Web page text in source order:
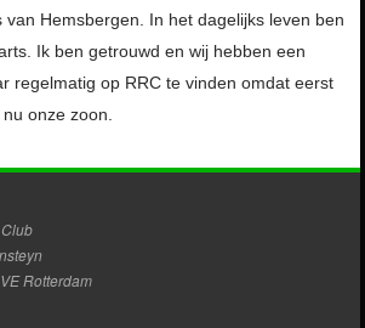
van Hemsbergen. In het dagelijks leven ben
Ik ben getrouwd en wij hebben een
regelmatig op RRC te vinden omdat eerst
onze zoon.
Rotterdam